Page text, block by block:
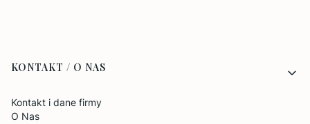
Linki w stopce
KONTAKT / O NAS
Kontakt i dane firmy
O Nas